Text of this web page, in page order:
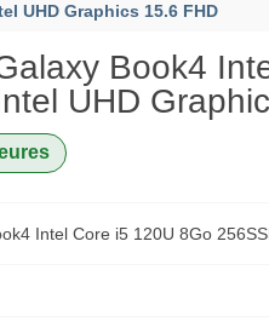
UHD Graphics 15.6 FHD
Book4
UHD
Intel Core i5 120U 8Go